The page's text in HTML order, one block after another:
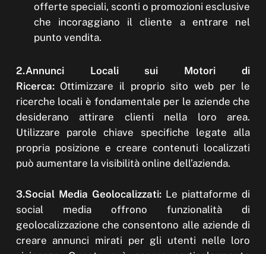
offerte speciali, sconti o promozioni esclusive
che incoraggiano il cliente a entrare nel
punto vendita.
2.Annunci Locali sui Motori di
Ricerca:Ottimizzare il proprio sito web per le
ricerche locali è fondamentale per le aziende che
desiderano attirare clienti nella loro area.
Utilizzare parole chiave specifiche legate alla
propria posizione e creare contenuti localizzati
può aumentare la visibilità online dell’azienda.
3.Social Media Geolocalizzati:Le piattaforme di
social media offrono funzionalità di
geolocalizzazione che consentono alle aziende di
creare annunci mirati per gli utenti nelle loro